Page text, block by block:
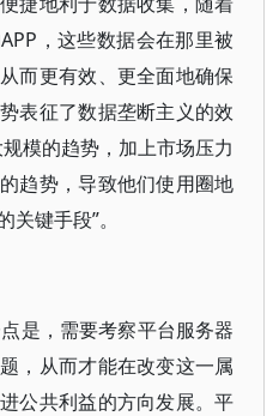
，这些数据会在那里被
而更有效、更全面地确保
表征了数据垄断主义的效
模的趋势，加上市场压力
趋势，导致他们使用圈地
键手段”。
是，需要考察平台服务器
，从而才能在改变这一属
公共利益的方向发展。平